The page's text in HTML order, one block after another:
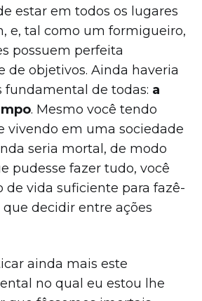
estar em todos os lugares
e, tal como um formigueiro,
possuem perfeita
de objetivos. Ainda haveria
fundamental de todas: a
. Mesmo você tendo
vivendo em uma sociedade
seria mortal, de modo
pudesse fazer tudo, você
de vida suficiente para fazê-
que decidir entre ações
ainda mais este
no qual eu estou lhe